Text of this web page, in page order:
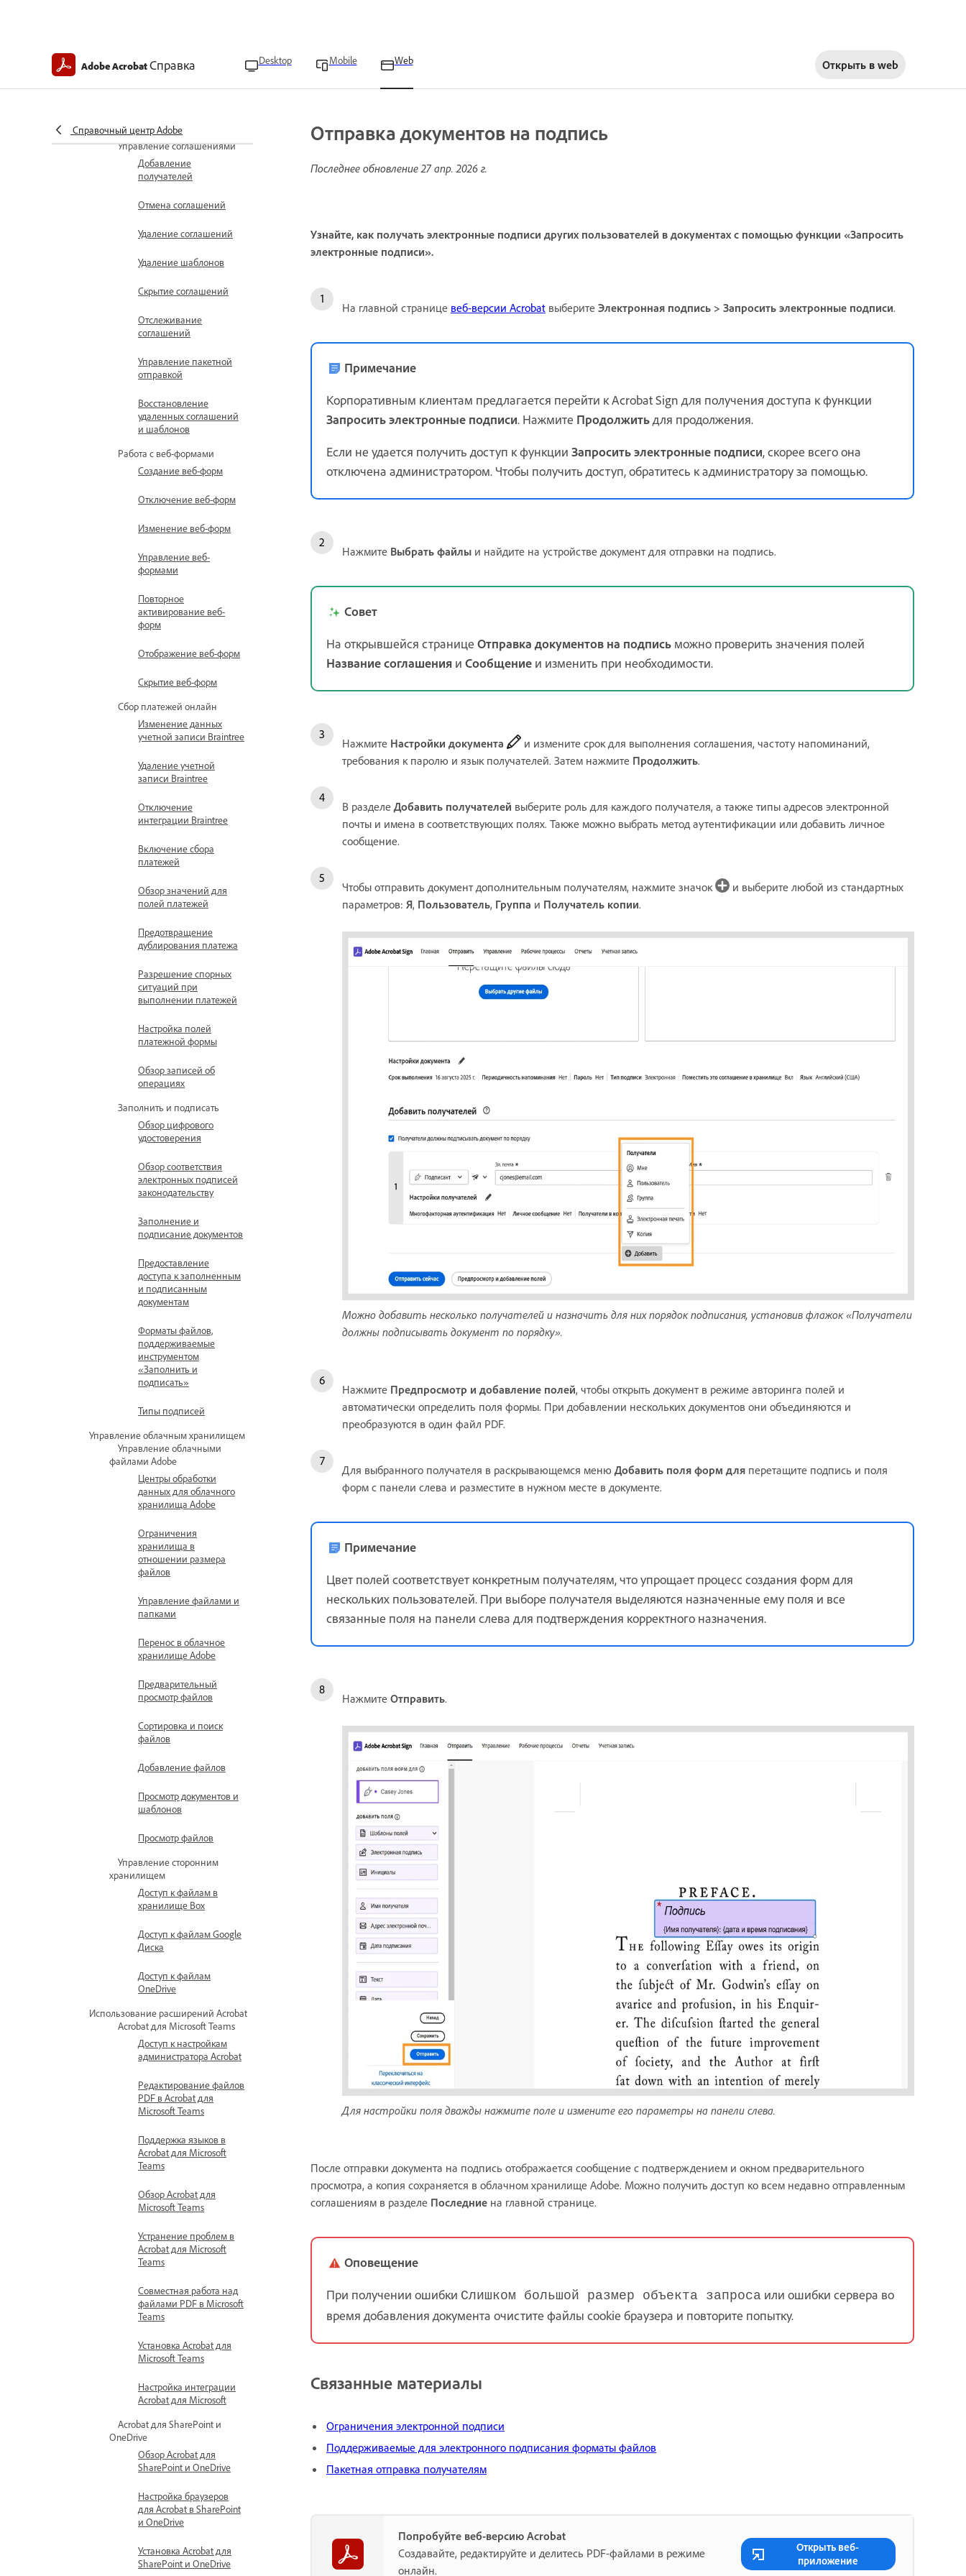
Adobe AcrobatСправка Desktop Mobile Web Открыть в web
Справочный центр Adobe
Пакетная отправка на
Управление соглашениями
Добавление
получателей
Отмена соглашений
Удаление соглашений
Удаление шаблонов
Скрытие соглашений
Отслеживание
соглашений
Управление пакетной
отправкой
Восстановление
удаленных соглашений
и шаблонов
Работа с веб-формами
Создание веб-форм
Отключение веб-форм
Изменение веб-форм
Управление веб-
формами
Повторное
активирование веб-
форм
Отображение веб-форм
Скрытие веб-форм
Сбор платежей онлайн
Изменение данных
учетной записи Braintree
Удаление учетной
записи Braintree
Отключение
интеграции Braintree
Включение сбора
платежей
Обзор значений для
полей платежей
Предотвращение
дублирования платежа
Разрешение спорных
ситуаций при
выполнении платежей
Настройка полей
платежной формы
Обзор записей об
операциях
Заполнить и подписать
Обзор цифрового
удостоверения
Обзор соответствия
электронных подписей
законодательству
Заполнение и
подписание документов
Предоставление
доступа к заполненным
и подписанным
документам
Форматы файлов,
поддерживаемые
инструментом
«Заполнить и
подписать»
Типы подписей
Управление облачным хранилищем
Управление облачными
файлами Adobe
Центры обработки
данных для облачного
хранилища Adobe
Ограничения
хранилища в
отношении размера
файлов
Управление файлами и
папками
Перенос в облачное
хранилище Adobe
Предварительный
просмотр файлов
Сортировка и поиск
файлов
Добавление файлов
Просмотр документов и
шаблонов
Просмотр файлов
Управление сторонним
хранилищем
Доступ к файлам в
хранилище Box
Доступ к файлам Google
Диска
Доступ к файлам
OneDrive
Использование расширений Acrobat
Acrobat для Microsoft Teams
Доступ к настройкам
администратора Acrobat
Редактирование файлов
PDF в Acrobat для
Microsoft Teams
Поддержка языков в
Acrobat для Microsoft
Teams
Обзор Acrobat для
Microsoft Teams
Устранение проблем в
Acrobat для Microsoft
Teams
Совместная работа над
файлами PDF в Microsoft
Teams
Установка Acrobat для
Microsoft Teams
Настройка интеграции
Acrobat для Microsoft
Acrobat для SharePoint и
OneDrive
Обзор Acrobat для
SharePoint и OneDrive
Настройка браузеров
для Acrobat в SharePoint
и OneDrive
Установка Acrobat для
SharePoint и OneDrive
Отправка документов на подпись
Последнее обновление27 апр. 2026 г.
Узнайте, как получать электронные подписи других пользователей в документах с помощью функции «Запросить
электронные подписи».
На главной странице веб-версии Acrobat выберите Электронная подпись > Запросить электронные подписи.
Примечание
Корпоративным клиентам предлагается перейти к Acrobat Sign для получения доступа к функции
Запросить электронные подписи. Нажмите Продолжитьдля продолжения.
Если не удается получить доступ к функции Запросить электронные подписи, скорее всего она
отключена администратором. Чтобы получить доступ, обратитесь к администратору за помощью.
Нажмите Выбрать файлы и найдите на устройстве документ для отправки на подпись.
Совет
На открывшейся странице Отправка документов на подпись можно проверить значения полей
Название соглашения и Сообщение и изменить при необходимости.
Нажмите Настройки документа
и измените срок для выполнения соглашения, частоту напоминаний,
требования к паролю и язык получателей. Затем нажмите Продолжить.
В разделеДобавить получателей выберите роль для каждого получателя, а также типы адресов электронной
почты и имена в соответствующих полях. Также можно выбрать метод аутентификации или добавить личное
сообщение.
Чтобы отправить документ дополнительным получателям, нажмите значок
и выберите любой из стандартных
параметров: Я, Пользователь, Группа и Получатель копии.
Можно добавить несколько получателей и назначить для них порядок подписания, установив флажок «Получатели
должны подписывать документ по порядку».
Нажмите Предпросмотр и добавление полей, чтобы открыть документ в режиме авторинга полей и
автоматически определить поля формы. При добавлении нескольких документов они объединяются и
преобразуются в один файл PDF.
Для выбранного получателя в раскрывающемся менюДобавить поля форм для перетащите подпись и поля
форм с панели слева и разместите в нужном месте в документе.
Примечание
Цвет полей соответствует конкретным получателям, что упрощает процесс создания форм для
нескольких пользователей. При выборе получателя выделяются назначенные ему поля и все
связанные поля на панели слева для подтверждения корректного назначения.
Нажмите Отправить.
Для настройки поля дважды нажмите поле и измените его параметры на панели слева.
После отправки документа на подпись отображается сообщение с подтверждением и окном предварительного
просмотра, а копия сохраняется в облачном хранилище Adobe. Можно получить доступ ко всем недавно отправленным
соглашениям в разделе Последние на главной странице.
Оповещение
При получении ошибки Слишком большой размер объекта запроса или ошибки сервера во
время добавления документа очистите файлы cookie браузера и повторите попытку.
Связанные материалы
Ограничения электронной подписи
Поддерживаемые для электронного подписания форматы файлов
Пакетная отправка получателям
Попробуйте веб-версию Acrobat
Создавайте, редактируйте и делитесь PDF-файлами в режиме
онлайн.
Открыть веб-
приложение